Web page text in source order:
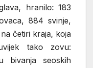
hranilo: 183
884 svinje,
četiri kraja, koja
tako zovu:
bivanja seoskih